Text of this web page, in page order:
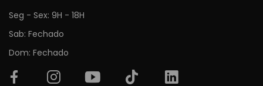
Seg - Sex: 9H - 18H
Sab: Fechado
Dom: Fechado